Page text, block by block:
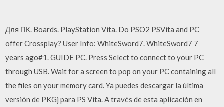
Для ПК. Boards. PlayStation Vita. Do PSO2 PSVita and PC
offer Crossplay? User Info: WhiteSword7. WhiteSword7 7
years ago#1. GUIDE PC. Press Select to connect to your PC
through USB. Wait for a screen to pop on your PC containing all
the files on your memory card. Ya puedes descargar la última
versión de PKGj para PS Vita. A través de esta aplicación en